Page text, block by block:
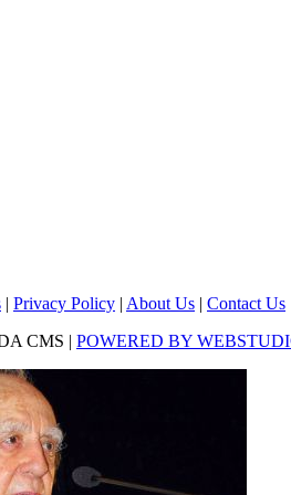
| Privacy Policy | About Us | Contact Us
CMS | POWERED BY